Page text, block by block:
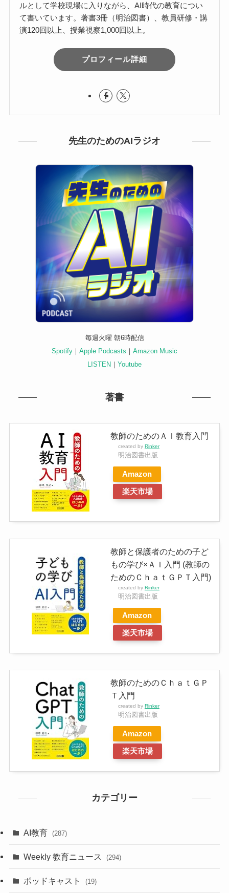
ルとして学校現場に入りながら、AI時代の教育につい
て書いています。著書3冊（明治図書）、教員研修・講
演120回以上、授業視察1,000回以上。
プロフィール詳細
先生のためのAIラジオ
毎週火曜 朝6時配信
Spotify ｜ Apple Podcasts ｜ Amazon Music
LISTEN ｜ Youtube
著書
教師のためのＡＩ教育入門
created by Rinker
明治図書出版
Amazon
楽天市場
教師と保護者のための子ど
もの学び×ＡＩ入門 (教師の
ためのＣｈａｔＧＰＴ入門)
created by Rinker
明治図書出版
Amazon
楽天市場
教師のためのＣｈａｔＧＰ
Ｔ入門
created by Rinker
明治図書出版
Amazon
楽天市場
カテゴリー
AI教育 (287)
Weekly 教育ニュース (294)
ポッドキャスト (19)